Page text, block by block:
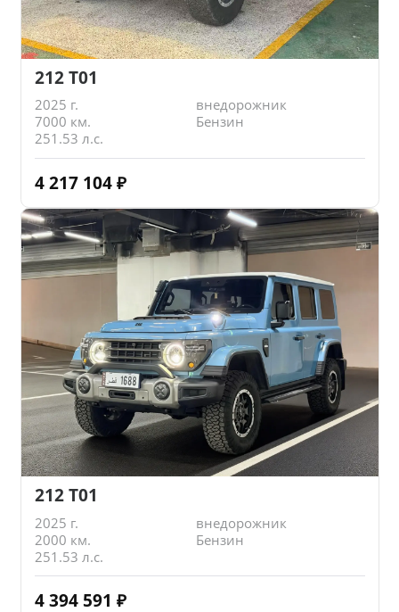
212 T01
2025 г.
внедорожник
7000 км.
Бензин
251.53 л.с.
4 217 104 ₽
212 T01
2025 г.
внедорожник
2000 км.
Бензин
251.53 л.с.
4 394 591 ₽